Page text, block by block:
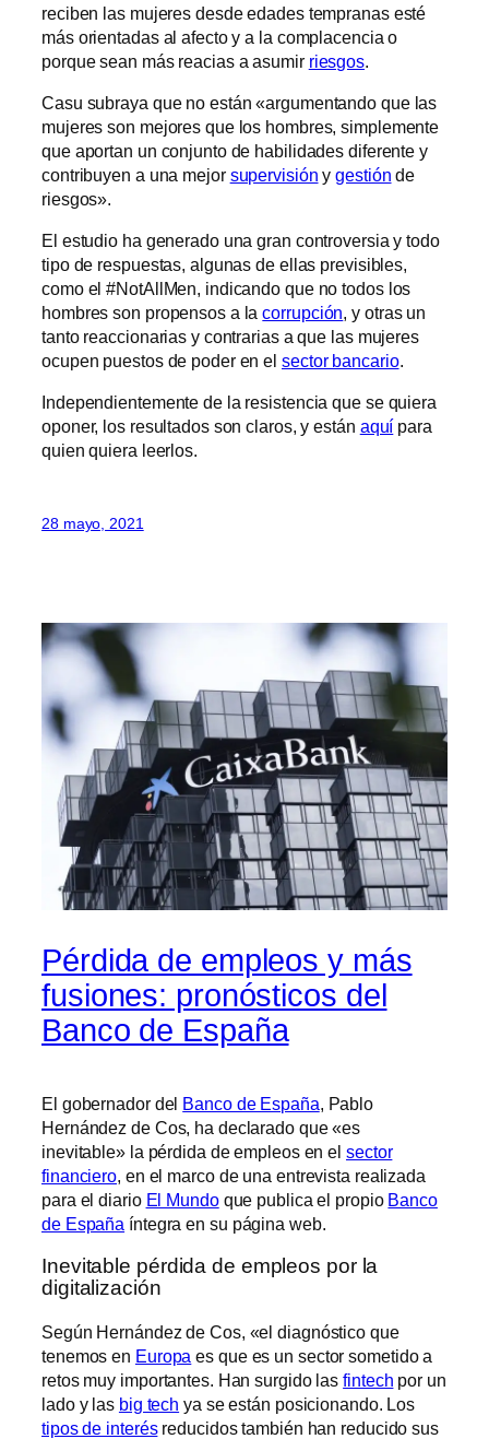
reciben las mujeres desde edades tempranas esté
más orientadas al afecto y a la complacencia o
porque sean más reacias a asumir riesgos
Casu subraya que no están «argumentando que las
mujeres son mejores que los hombres, simplemente
que aportan un conjunto de habilidades diferente y
contribuyen a una mejor supervisión ygestión de
riesgos».
El estudio ha generado una gran controversia y todo
tipo de respuestas, algunas de ellas previsibles,
como el #NotAllMen, indicando que no todos los
hombres son propensos a lacorrupción, y otras un
tanto reaccionarias y contrarias a que las mujeres
ocupen puestos de poder en el sector bancario.
Independientemente de la resistencia que se quiera
oponer, los resultados son claros, y están aquí para
quien quiera leerlos.
28 mayo, 2021
Pérdida de empleos y más
fusiones: pronósticos del
Banco de España
El gobernador del Banco de España, Pablo
Hernández de Cos, ha declarado que «es
inevitable» la pérdida de empleos en el sector
financiero, en el marco de una entrevista realizada
para el diario El Mundoque publica el propio Banco
de España íntegra en su página web.
Inevitable pérdida de empleos por la
digitalización
Según Hernández de Cos, «el diagnóstico que
tenemos en Europa es que es un sector sometido a
retos muy importantes. Han surgido lasfintech por un
lado y las big tech ya se están posicionando. Los
tipos de interésreducidos también han reducido sus